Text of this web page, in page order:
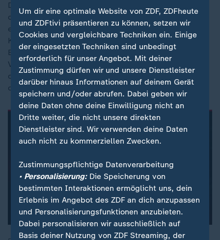
Das Truppendienstgericht verhängte daraufhin gegen
den Hauptfeldwebel ein Beförderungsverbot sowie
eine Kürzung seiner Bezüge, weil er gegen die
Kameradschaftspflicht verstoßen hatte. Die
Bundeswehrdisziplinaranwaltschaft, die das
Verteidigungsministerium und die Dienstbehörden vor
dem Bundesverwaltungsgericht vertritt, hatte sich mit
der Angelegenheit an die Richter in Leipzig gewandt.
Um dir eine optimale Website von ZDF, ZDFheute
und ZDFtivi präsentieren zu können, setzen wir
Cookies und vergleichbare Techniken ein. Einige
der eingesetzten Techniken sind unbedingt
erforderlich für unser Angebot. Mit deiner
Zustimmung dürfen wir und unsere Dienstleister
darüber hinaus Informationen auf deinem Gerät
speichern und/oder abrufen. Dabei geben wir
deine Daten ohne deine Einwilligung nicht an
Dritte weiter, die nicht unsere direkten
Dienstleister sind. Wir verwenden deine Daten
auch nicht zu kommerziellen Zwecken.
Zustimmungspflichtige Datenverarbeitung
• Personalisierung:Die Speicherung von
bestimmten Interaktionen ermöglicht uns, dein
Erlebnis im Angebot des ZDF an dich anzupassen
und Personalisierungsfunktionen anzubieten.
Dabei personalisieren wir ausschließlich auf
Basis deiner Nutzung von ZDF Streaming, der